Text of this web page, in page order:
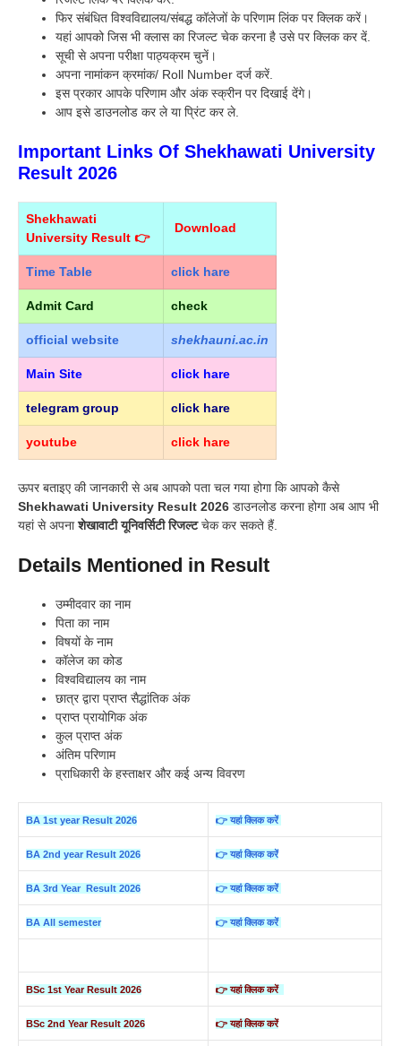
फिर संबंधित विश्वविद्यालय/संबद्ध कॉलेजों के परिणाम लिंक पर क्लिक करें।
यहां आपको जिस भी क्लास का रिजल्ट चेक करना है उसे पर क्लिक कर दें.
सूची से अपना परीक्षा पाठ्यक्रम चुनें।
अपना नामांकन क्रमांक/ Roll Number दर्ज करें.
इस प्रकार आपके परिणाम और अंक स्क्रीन पर दिखाई देंगे।
आप इसे डाउनलोड कर ले या प्रिंट कर ले.
Important Links Of Shekhawati University
Result 2026
Shekhawati
University Result 👉
Download
Time Table click hare
Admit Card check
official website shekhauni.ac.in
Main Site click hare
telegram group click hare
youtube click hare
ऊपर बताइए की जानकारी से अब आपको पता चल गया होगा कि आपको कैसे
Shekhawati University Result 2026 डाउनलोड करना होगा अब आप भी
यहां से अपनाशेखावाटी यूनिवर्सिटी रिजल्टचेक कर सकते हैं.
Details Mentioned in Result
उम्मीदवार का नाम
पिता का नाम
विषयों के नाम
कॉलेज का कोड
विश्वविद्यालय का नाम
छात्र द्वारा प्राप्त सैद्धांतिक अंक
प्राप्त प्रायोगिक अंक
कुल प्राप्त अंक
अंतिम परिणाम
प्राधिकारी के हस्ताक्षर और कई अन्य विवरण
BA 1st year Result 2026 👉 यहां क्लिक करें
BA 2nd year Result 2026 👉 यहां क्लिक करें
BA 3rd Year Result 2026 👉 यहां क्लिक करें
BA All semester 👉 यहां क्लिक करें
BSc 1st Year Result 2026 👉 यहां क्लिक करें
BSc 2nd Year Result 2026 👉 यहां क्लिक करें